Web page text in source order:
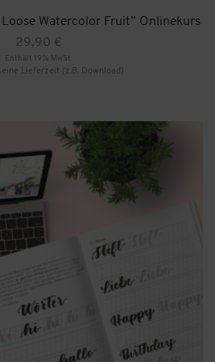
Loose Watercolor Fruit” Onlinekurs
29,90 €
Enthält 19% MwSt.
Lieferzeit (z.B. Download)